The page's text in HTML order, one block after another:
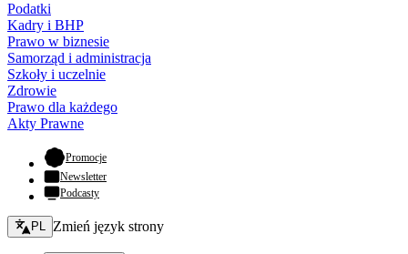
Podatki
Kadry i BHP
Prawo w biznesie
Samorząd i administracja
Szkoły i uczelnie
Zdrowie
Prawo dla każdego
Akty Prawne
Promocje- otwiera się w nowej karcie
Newsletter
Podcasty
Zmień język - bieżący:
PL Zmień język strony